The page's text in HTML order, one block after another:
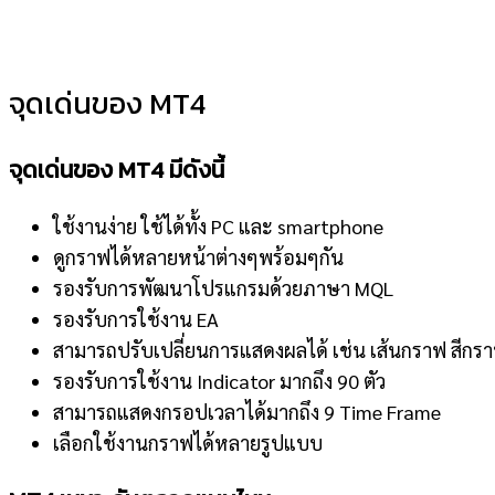
จุดเด่นของ MT4
จุดเด่นของ MT4 มีดังนี้
ใช้งานง่าย ใช้ได้ทั้ง PC และ smartphone
ดูกราฟได้หลายหน้าต่างๆพร้อมๆกัน
รองรับการพัฒนาโปรแกรมด้วยภาษา MQL
รองรับการใช้งาน EA
สามารถปรับเปลี่ยนการแสดงผลได้ เช่น เส้นกราฟ สีกร
รองรับการใช้งาน Indicator มากถึง 90 ตัว
สามารถแสดงกรอปเวลาได้มากถึง 9 Time Frame
เลือกใช้งานกราฟได้หลายรูปแบบ